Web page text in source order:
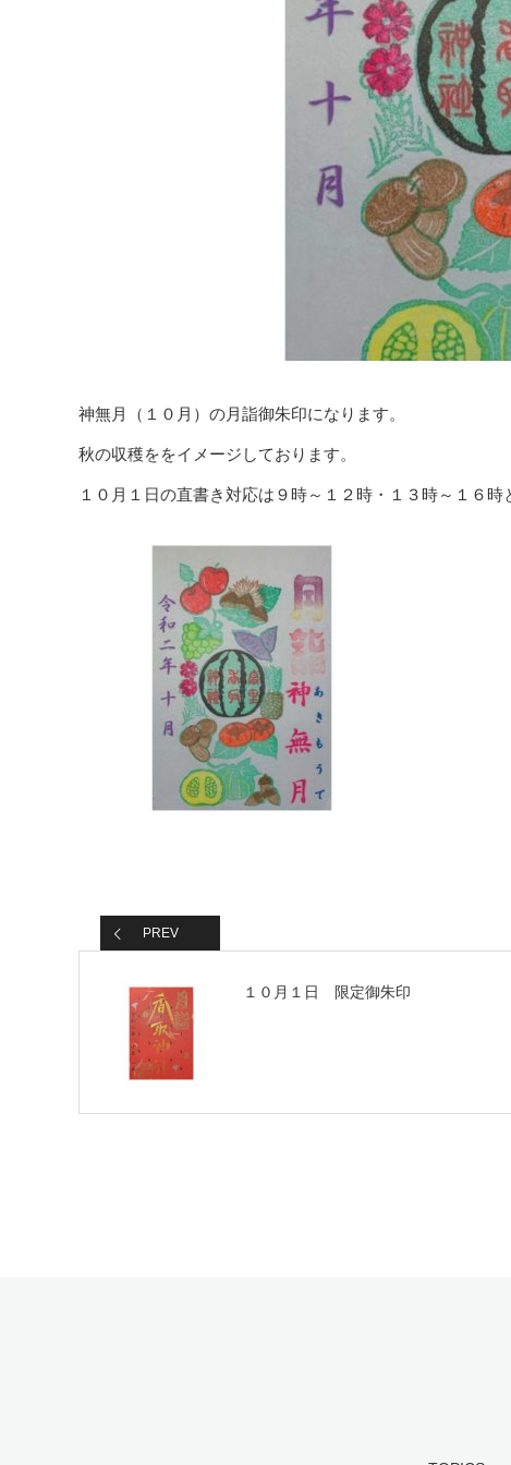
神無月（１０月）の月詣御朱印になります。
秋の収穫ををイメージしております。
１０月１日の直書き対応は９時～１２時・１３時～１６
PREV
１０月１日 限定御朱印